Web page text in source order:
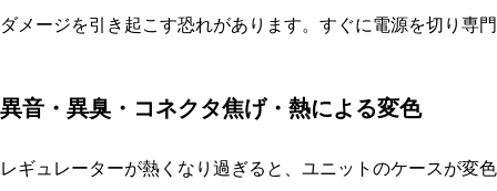
ダメージを引き起こす恐れがあります。すぐに電源を切り専
異音・異臭・コネクタ焦げ・熱による変色
レギュレーターが熱くなり過ぎると、ユニットのケースが変